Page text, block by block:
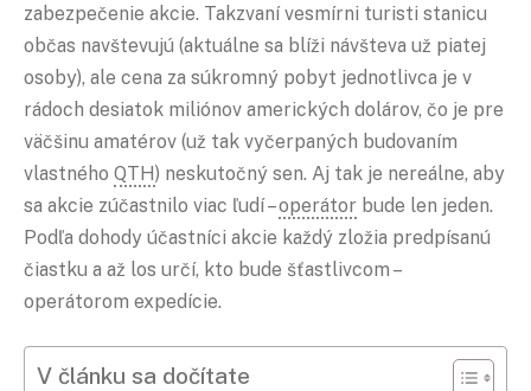
zabezpečenie akcie. Takzvaní vesmírni turisti stanicu
občas navštevujú (aktuálne sa blíži návšteva už piatej
osoby), ale cena za súkromný pobyt jednotlivca je v
rádoch desiatok miliónov amerických dolárov, čo je pre
väčšinu amatérov (už tak vyčerpaných budovaním
vlastného QTH) neskutočný sen. Aj tak je nereálne, aby
sa akcie zúčastnilo viac ľudí –operátor bude len jeden.
Podľa dohody účastníci akcie každý zložia predpísanú
čiastku a až los určí, kto bude šťastlivcom –
operátorom expedície.
V článku sa dočítate